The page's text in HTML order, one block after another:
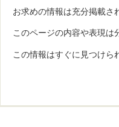
お求めの情報は充分掲載さ
このページの内容や表現は
この情報はすぐに見つけら